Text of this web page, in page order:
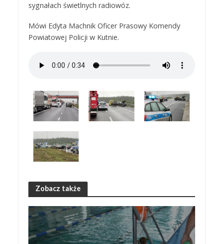
sygnałach świetlnych radiowóz.
Mówi Edyta Machnik Oficer Prasowy Komendy
Powiatowej Policji w Kutnie.
Zobacz także